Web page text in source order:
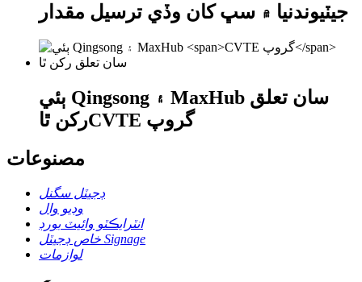
جيٽيوندنيا ۾ سڀ کان وڏي ترسيل مقدار
ٻئي Qingsong ۽ MaxHub سان تعلق
رکن ٿا
CVTE گروپ
مصنوعات
ڊجيٽل سگنل
وڊيو وال
انٽرايڪٽو وائيٽ بورڊ
خاص ڊجيٽل Signage
لوازمات